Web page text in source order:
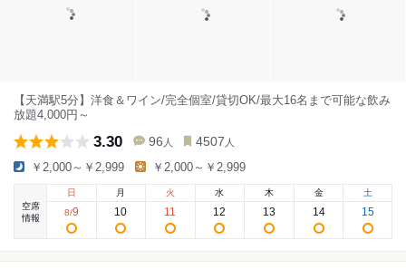
【天満駅5分】洋食＆ワイン/完全個室/貸切OK/最大16名まで可能な飲み
放題4,000円～
3.30 96 人 4507 人
￥2,000～￥2,999 ￥2,000～￥2,999
空席
情報
日
8/9
月
10
火
11
水
12
木
13
金
14
土
15